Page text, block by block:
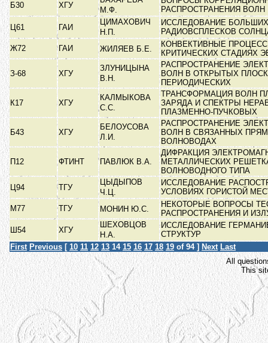
Б30
ХГУ
М.Ф.
РАСПРОСТРАНЕНИЯ
Ц61
ГАИ
ЦИМАХОВИЧ
Н.П.
ИССЛЕДОВАНИЕ БОЛЬШИХ
РАДИОВСПЛЕСКОВ
Ж72
ГАИ ЖИЛЯЕВ Б.Е.
КОНВЕКТИВНЫЕ
КРИТИЧЕСКИХ СТАДИЯХ
З-68 ХГУ
ЗЛУНИЦЫНА
В.Н.
РАСПРОСТРАНЕНИЕ
ВОЛН В ОТКРЫТЫХ
ПЕРИОДИЧЕСКИХ
К17 ХГУ
КАЛМЫКОВА
С.С.
ТРАНСФОРМАЦИЯ ВОЛН
ЗАРЯДА И СПЕКТРЫ
ПЛАЗМЕННО-ПУЧКОВЫХ
Б43 ХГУ
БЕЛОУСОВА
Л.И.
РАСПРОСТРАНЕНИЕ
ВОЛН В СВЯЗАННЫХ
ВОЛНОВОДАХ
П12 ФТИНТ ПАВЛЮК В.А.
ДИФРАКЦИЯ
МЕТАЛЛИЧЕСКИХ
ВОЛНОВОДНОГО ТИПА
Ц94
ТГУ
ЦЫДЫПОВ
Ч.Ц.
ИССЛЕДОВАНИЕ
УСЛОВИЯХ ГОРИСТОЙ
М77
ТГУ МОНИН Ю.С.
НЕКОТОРЫЕ ВОПРОСЫ
РАСПРОСТРАНЕНИЯ И
Ш54
ХГУ
ШЕХОВЦОВ
Н.А.
ИССЛЕДОВАНИЕ
СТРУКТУР
First Previous [ 10 11 12 13 14 15 16 17 18 19 of 94 ] Next Last
All
This